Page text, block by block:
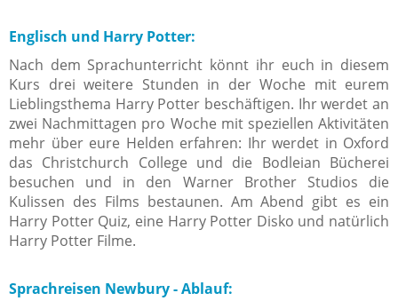
Englisch und Harry Potter:
Nach dem Sprachunterricht könnt ihr euch in diesem
Kurs drei weitere Stunden in der Woche mit eurem
Lieblingsthema Harry Potter beschäftigen. Ihr werdet an
zwei Nachmittagen pro Woche mit speziellen Aktivitäten
mehr über eure Helden erfahren: Ihr werdet in Oxford
das Christchurch College und die Bodleian Bücherei
besuchen und in den Warner Brother Studios die
Kulissen des Films bestaunen. Am Abend gibt es ein
Harry Potter Quiz, eine Harry Potter Disko und natürlich
Harry Potter Filme.
Sprachreisen Newbury - Ablauf: